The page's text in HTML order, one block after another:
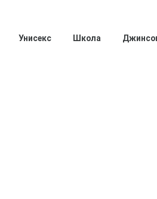
Унисекс Школа